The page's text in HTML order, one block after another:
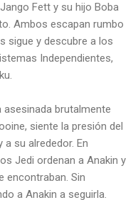
Fett y su hijo Boba
Ambos escapan rumbo
sigue y descubre a los
Independientes,
asesinada brutalmente
siente la presión del
su alrededor. En
Jedi ordenan a Anakin y
encontraban. Sin
a Anakin a seguirla.